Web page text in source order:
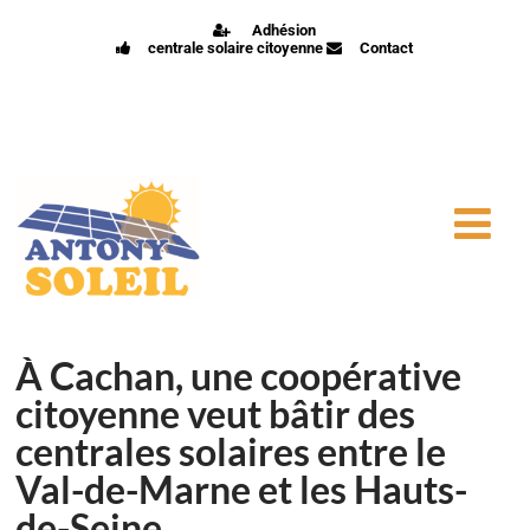
Adhésion
centrale solaire citoyenne
Contact
À Cachan, une coopérative
citoyenne veut bâtir des
centrales solaires entre le
Val-de-Marne et les Hauts-